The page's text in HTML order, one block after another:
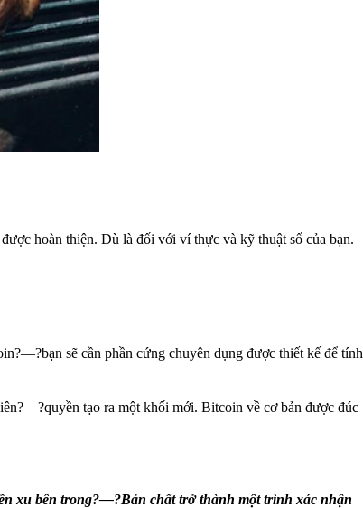
hoàn thiện. Dù là đối với ví thực và kỹ thuật số của bạn.
sẽ cần phần cứng chuyên dụng được thiết kế để tính
tạo ra một khối mới. Bitcoin về cơ bản được đúc
xu bên trong?—?Bản chất trở thành một trình xác nhận